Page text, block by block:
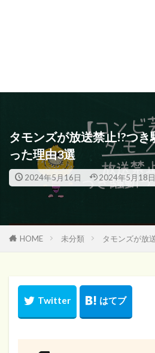
タモンズが放送禁止!?つ
った理由3選
2024年5月16日 2024年5月18日
HOME 未分類 タモンズが放